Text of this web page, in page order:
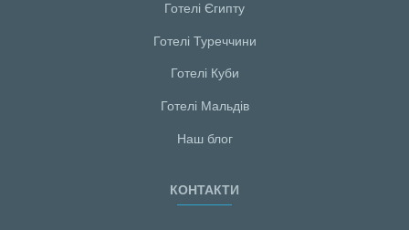
Готелі Єгипту
Готелі Туреччини
Готелі Куби
Готелі Мальдiв
Наш блог
КОНТАКТИ